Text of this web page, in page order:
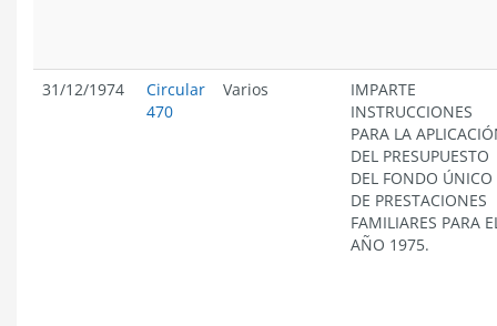
31/12/1974
Circular
470
Varios
IMPARTE
INSTRUCCIONES
PARA LA
DEL PRESUPUESTO
DEL FONDO ÚNICO
DE PRESTACIONES
FAMILIARES PARA
AÑO 1975.